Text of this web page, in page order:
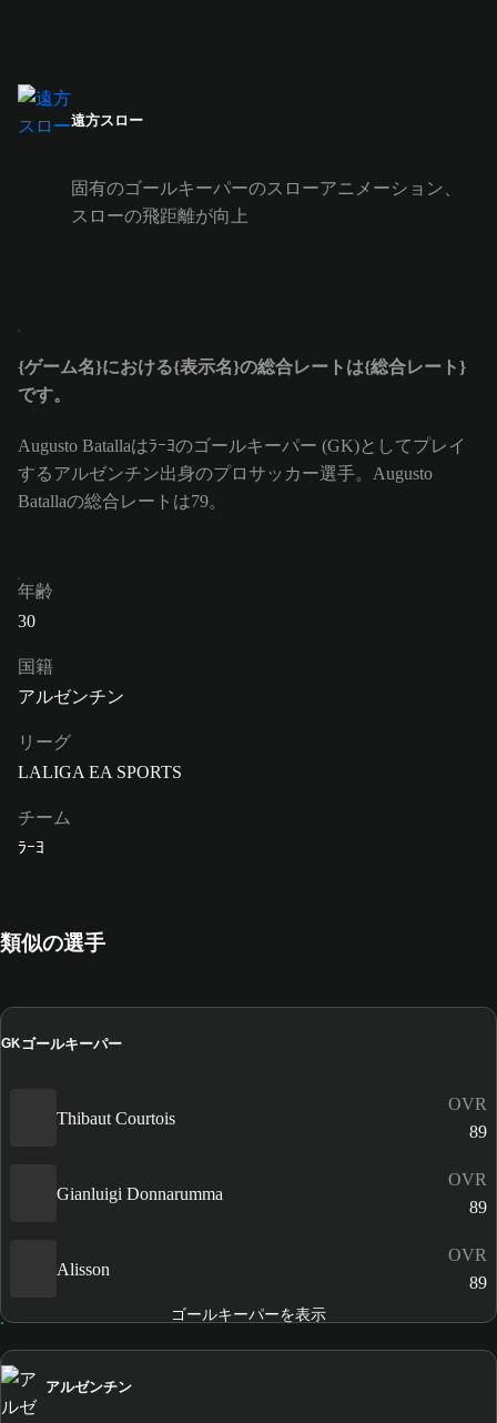
遠方スロー
固有のゴールキーパーのスローアニメーション、
スローの飛距離が向上
{ゲーム名}における{表示名}の総合レートは{総合レート}
です。
Augusto Batallaはﾗｰﾖのゴールキーパー (GK)としてプレイ
するアルゼンチン出身のプロサッカー選手。Augusto
Batallaの総合レートは79。
年齢
30
国籍
アルゼンチン
リーグ
LALIGA EA SPORTS
チーム
ﾗｰﾖ
類似の選手
GKゴールキーパー
Thibaut Courtois
OVR
89
Gianluigi Donnarumma
OVR
89
Alisson
OVR
89
ゴールキーパーを表示
アルゼンチン